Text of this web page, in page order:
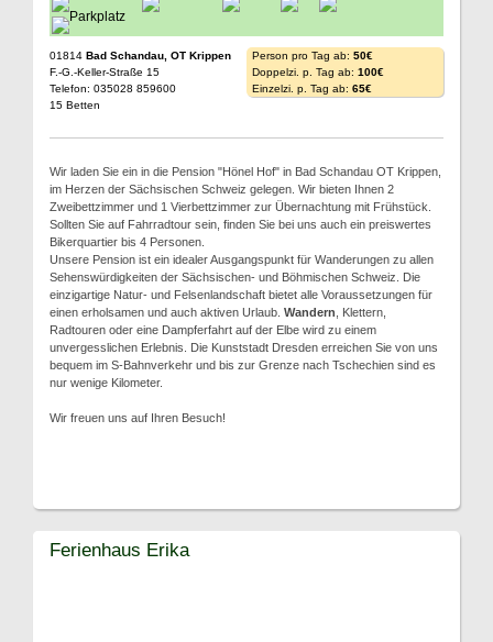
01814 Bad Schandau, OT Krippen
F.-G.-Keller-Straße 15
Telefon: 035028 859600
15 Betten
Person pro Tag ab: 50€
Doppelzi. p. Tag ab: 100€
Einzelzi. p. Tag ab: 65€
Wir laden Sie ein in die Pension "Hönel Hof" in Bad Schandau OT Krippen,
im Herzen der Sächsischen Schweiz gelegen. Wir bieten Ihnen 2
Zweibettzimmer und 1 Vierbettzimmer zur Übernachtung mit Frühstück.
Sollten Sie auf Fahrradtour sein, finden Sie bei uns auch ein preiswertes
Bikerquartier bis 4 Personen.
Unsere Pension ist ein idealer Ausgangspunkt für Wanderungen zu allen
Sehenswürdigkeiten der Sächsischen- und Böhmischen Schweiz. Die
einzigartige Natur- und Felsenlandschaft bietet alle Voraussetzungen für
einen erholsamen und auch aktiven Urlaub. Wandern , Klettern,
Radtouren oder eine Dampferfahrt auf der Elbe wird zu einem
unvergesslichen Erlebnis. Die Kunststadt Dresden erreichen Sie von uns
bequem im S-Bahnverkehr und bis zur Grenze nach Tschechien sind es
nur wenige Kilometer.
Wir freuen uns auf Ihren Besuch!
Ferienhaus Erika